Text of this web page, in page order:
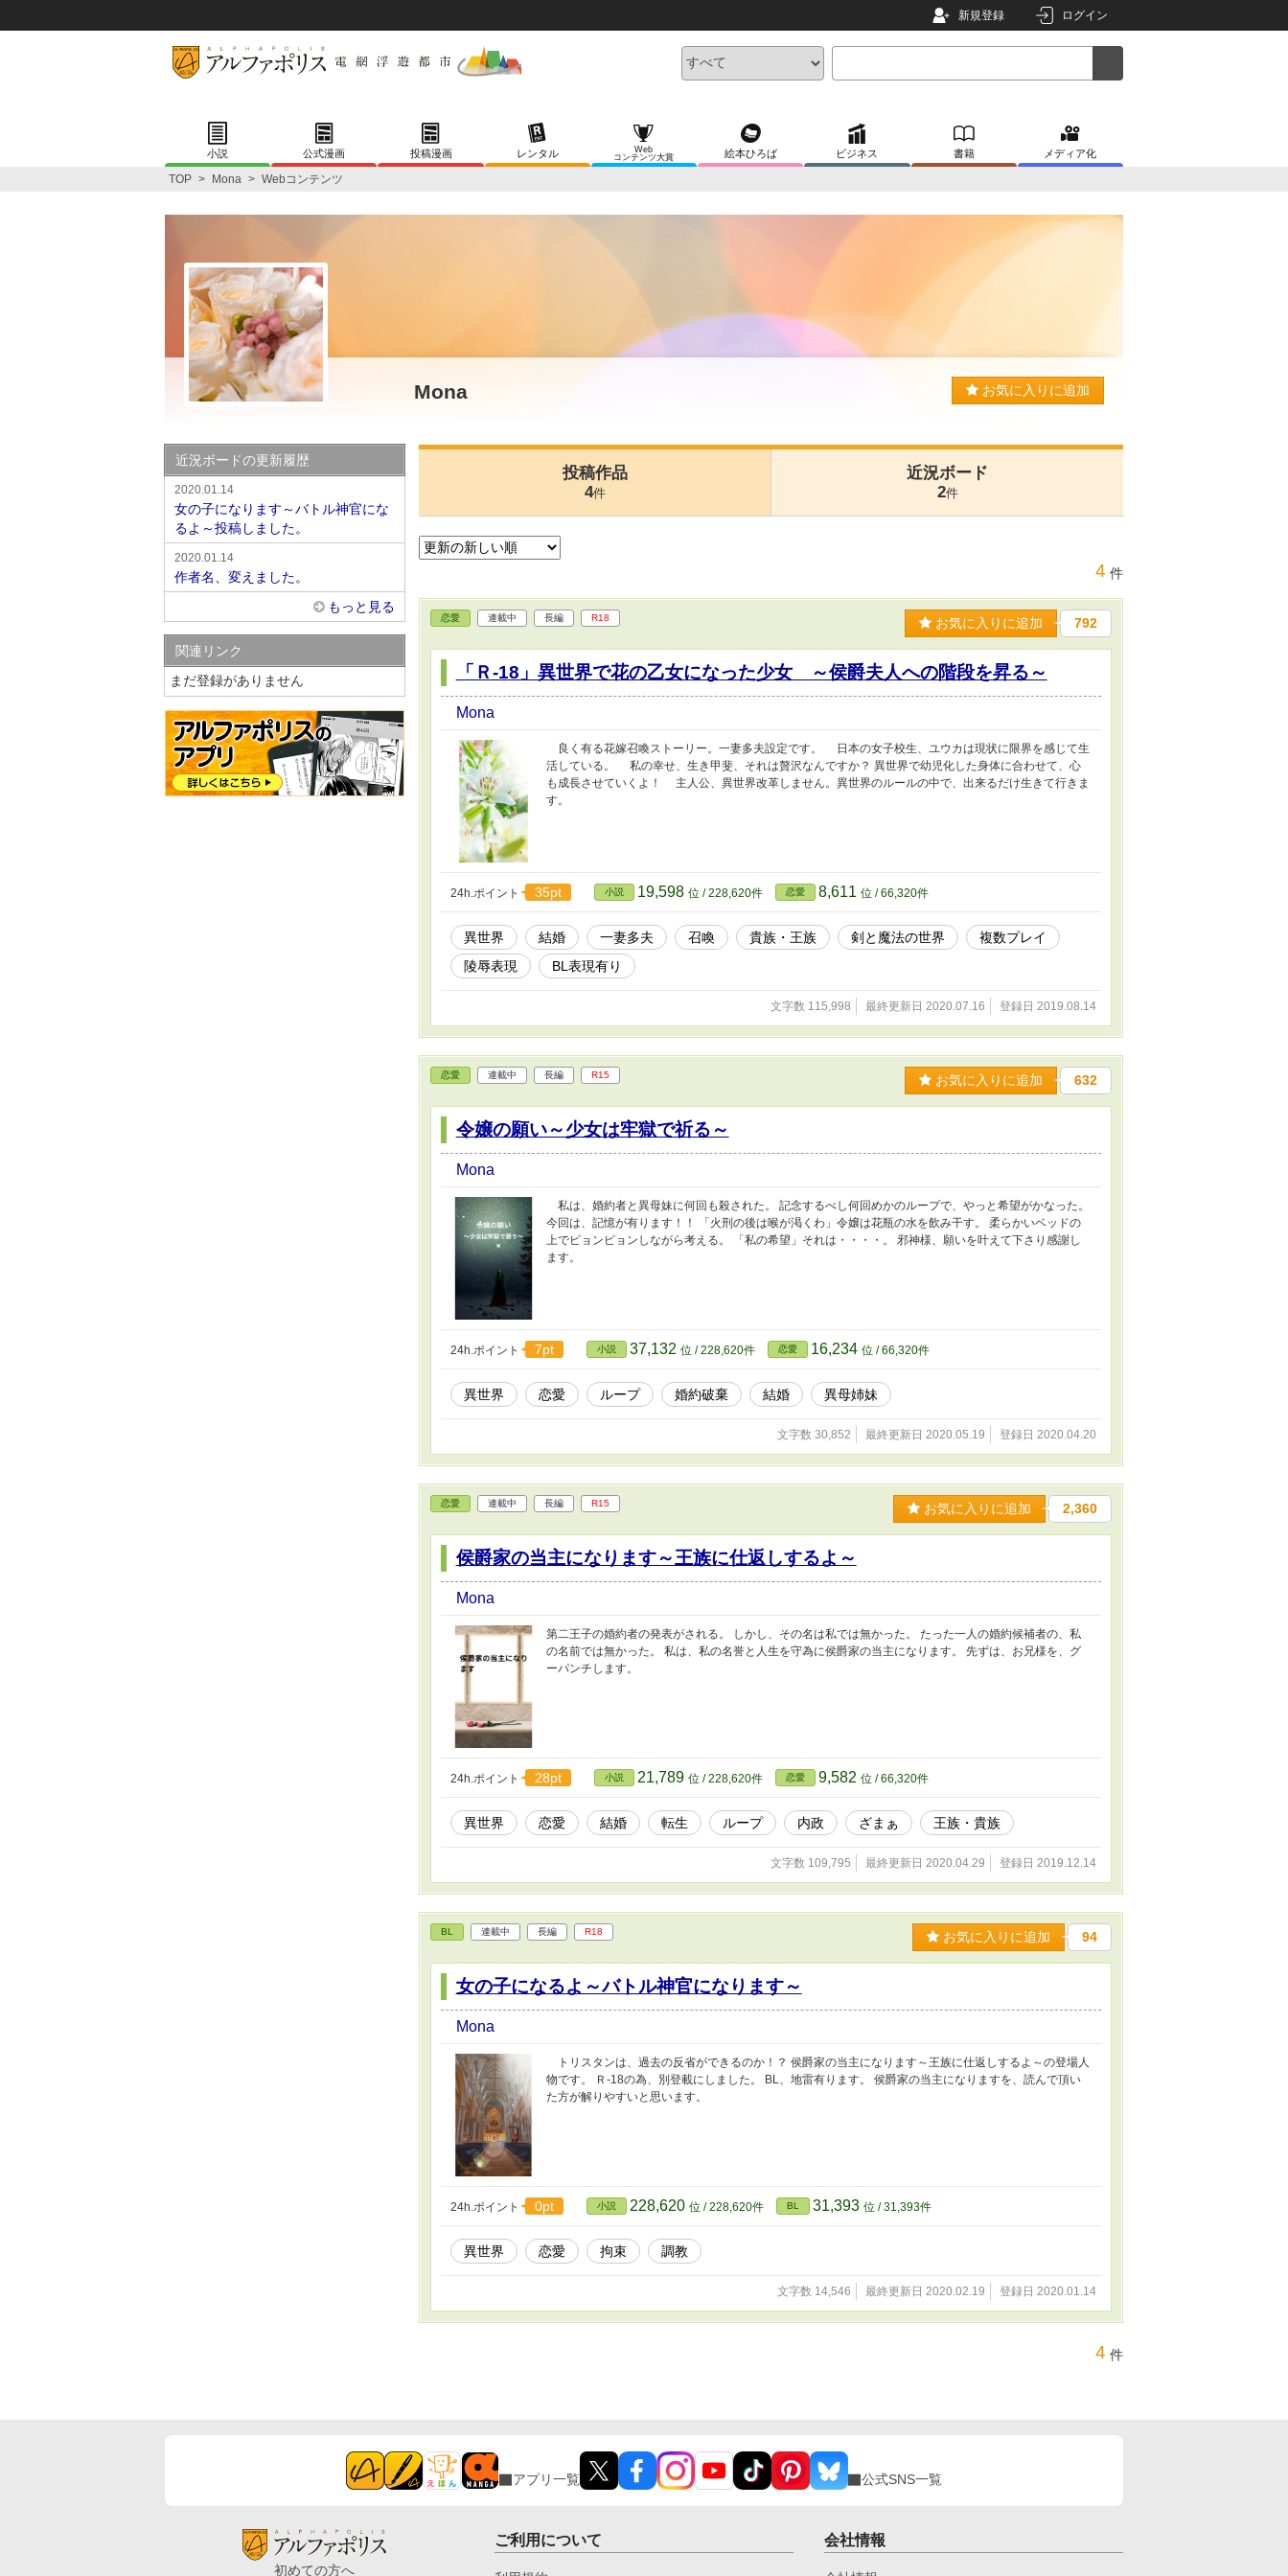
新規登録 ログイン
小説 公式漫画 投稿漫画 レンタル
Web
コンテンツ大賞
絵本ひろば ビジネス 書籍 メディア化
TOP > Mona > Webコンテンツ
Mona お気に入りに追加
投稿作品
4件
近況ボード
2件
4 件
恋愛 連載中 長編 R18 お気に入りに追加 792
「Ｒ-18」異世界で花の乙女になった少女 ～侯爵夫人への階段を昇る～
Mona
良く有る花嫁召喚ストーリー。一妻多夫設定です。 日本の女子校生、ユウカは現状に限界を感じて生
活している。 私の幸せ、生き甲斐、それは贅沢なんですか？ 異世界で幼児化した身体に合わせて、心
も成長させていくよ！ 主人公、異世界改革しません。異世界のルールの中で、出来るだけ生きて行きま
す。
24h.ポイント 35pt 小説 19,598 位 / 228,620件 恋愛 8,611 位 / 66,320件
異世界 結婚 一妻多夫 召喚 貴族・王族 剣と魔法の世界
複数プレイ
陵辱表現
BL表現有り
文字数 115,998 最終更新日 2020.07.16 登録日 2019.08.14
恋愛 連載中 長編 R15 お気に入りに追加 632
令嬢の願い～少女は牢獄で祈る～
Mona
私は、婚約者と異母妹に何回も殺された。 記念するべし何回めかのループで、やっと希望がかなった。
今回は、記憶が有ります！！ 「火刑の後は喉が渇くわ」令嬢は花瓶の水を飲み干す。 柔らかいベッドの
上でピョンピョンしながら考える。 「私の希望」それは・・・・。 邪神様、願いを叶えて下さり感謝し
ます。
24h.ポイント 7pt 小説 37,132 位 / 228,620件 恋愛 16,234 位 / 66,320件
異世界 恋愛 ループ 婚約破棄 結婚 異母姉妹
文字数 30,852 最終更新日 2020.05.19 登録日 2020.04.20
恋愛 連載中 長編 R15 お気に入りに追加 2,360
侯爵家の当主になります～王族に仕返しするよ～
Mona
第二王子の婚約者の発表がされる。 しかし、その名は私では無かった。 たった一人の婚約候補者の、私
の名前では無かった。 私は、私の名誉と人生を守為に侯爵家の当主になります。 先ずは、お兄様を、グ
ーパンチします。
24h.ポイント 28pt 小説 21,789 位 / 228,620件 恋愛 9,582 位 / 66,320件
異世界 恋愛 結婚 転生 ループ 内政 ざまぁ 王族・貴族
文字数 109,795 最終更新日 2020.04.29 登録日 2019.12.14
BL 連載中 長編 R18 お気に入りに追加 94
女の子になるよ～バトル神官になります～
Mona
トリスタンは、過去の反省ができるのか！？ 侯爵家の当主になります～王族に仕返しするよ～の登場人
物です。 Ｒ-18の為、別登載にしました。 BL、地雷有ります。 侯爵家の当主になりますを、読んで頂い
た方が解りやすいと思います。
24h.ポイント 0pt 小説 228,620 位 / 228,620件 BL 31,393 位 / 31,393件
異世界 恋愛 拘束 調教
文字数 14,546 最終更新日 2020.02.19 登録日 2020.01.14
4 件
近況ボードの更新履歴
2020.01.14
女の子になります～バトル神官にな
るよ～投稿しました。
2020.01.14
作者名、変えました。
もっと見る
関連リンク
まだ登録がありません
アプリ一覧 公式SNS一覧
初めての方へ
ご利用について 会社情報